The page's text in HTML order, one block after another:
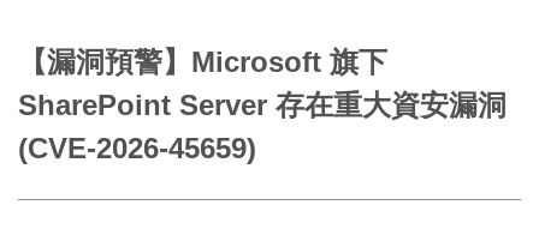
【漏洞預警】Microsoft 旗下
SharePoint Server 存在重大資安漏洞
(CVE-2026-45659)